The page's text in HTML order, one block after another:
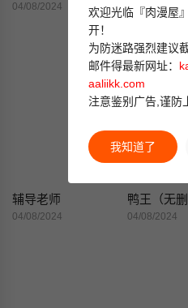
04/08/2024 04/08/2024
辅导老师
04/08/2024
鸭王（无删
04/08/2024
欢迎光临『肉漫屋
开！
为防迷路强烈建议
邮件得最新网址：
aaliikk.com
注意鉴别广告,谨防
我知道了